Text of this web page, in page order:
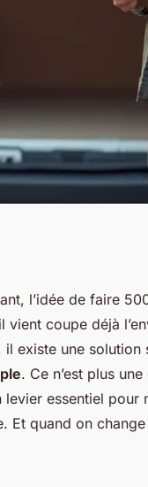
pour
l’idée de faire
coupe déjà
existe une solution
. Ce n’est plus
levier essentiel pour
Et quand on